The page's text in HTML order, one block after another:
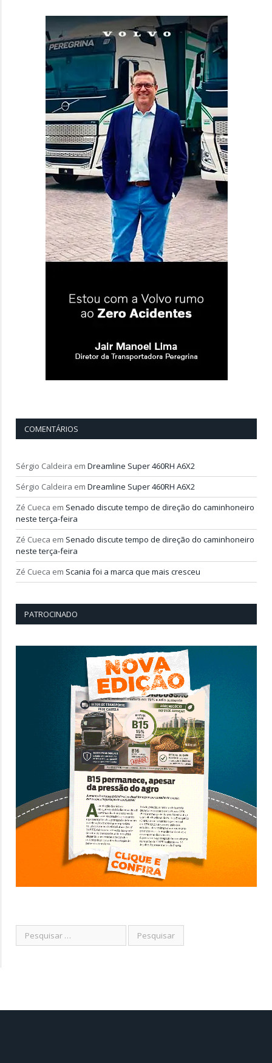
COMENTÁRIOS
Sérgio Caldeira em Dreamline Super 460RH A6X2
Sérgio Caldeira em Dreamline Super 460RH A6X2
Zé Cueca em Senado discute tempo de direção do caminhoneiro
neste terça-feira
Zé Cueca em Senado discute tempo de direção do caminhoneiro
neste terça-feira
Zé Cueca em Scania foi a marca que mais cresceu
PATROCINADO